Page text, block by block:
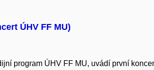
ÚHV FF MU)
program ÚHV FF MU, uvádí první